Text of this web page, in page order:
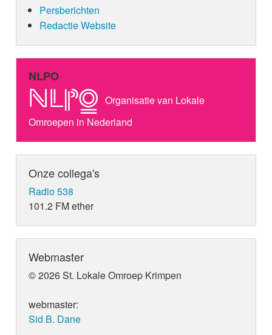
Persberichten
Redactie Website
NLPO
Organisatie van Lokale
Omroepen in Nederland
Onze collega's
Radio 538
101.2 FM ether
Webmaster
© 2026 St. Lokale Omroep Krimpen
webmaster:
Sid B. Dane